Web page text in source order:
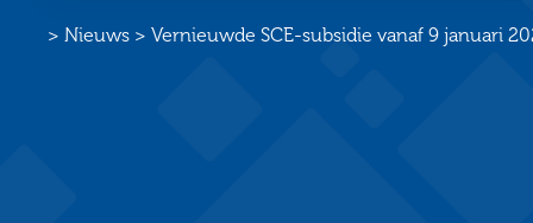
Home
>Nieuws >Vernieuwde SCE-subsidie vanaf 9 januari